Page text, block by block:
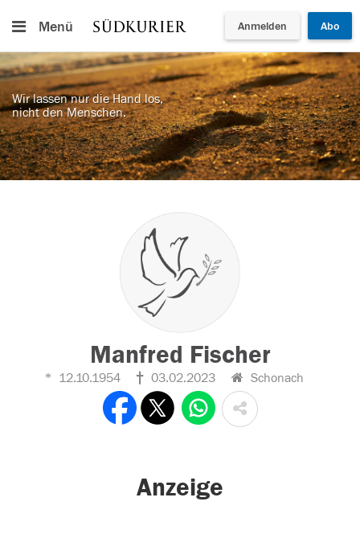
Menü Anmelden Abo
Wir lassen nur die Hand los,
nicht den Menschen.
Manfred Fischer
12.10.1954 03.02.2023 Schonach
Anzeige